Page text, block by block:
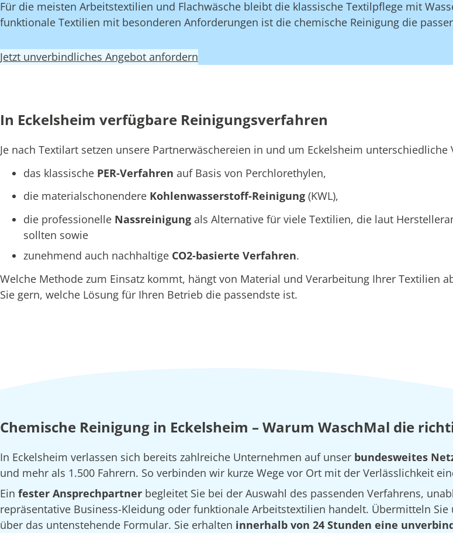
Für die meisten Arbeitstextilien und Flachwäsche bleibt die klassische Textilpflege mit
funktionale Textilien mit besonderen Anforderungen ist die chemische Reinigung die
Jetzt unverbindliches Angebot anfordern
In Eckelsheim verfügbare Reinigungsverfahren
Je nach Textilart setzen unsere Partnerwäschereien in und um Eckelsheim unterschiedliche
das klassische PER-Verfahren auf Basis von Perchlorethylen,
die materialschonendere Kohlenwasserstoff-Reinigung (KWL),
die professionelle Nassreinigung als Alternative für viele Textilien, die laut
sollten sowie
zunehmend auch nachhaltige CO2-basierte Verfahren.
Welche Methode zum Einsatz kommt, hängt von Material und Verarbeitung Ihrer Textilien
Sie gern, welche Lösung für Ihren Betrieb die passendste ist.
Chemische Reinigung in Eckelsheim – Warum WaschMal die
In Eckelsheim verlassen sich bereits zahlreiche Unternehmen auf unser bundesweites
und mehr als 1.500 Fahrern. So verbinden wir kurze Wege vor Ort mit der Verlässlichkeit
Ein fester Ansprechpartner begleitet Sie bei der Auswahl des passenden Verfahrens,
repräsentative Business-Kleidung oder funktionale Arbeitstextilien handelt. Übermitteln
über das untenstehende Formular. Sie erhalten innerhalb von 24 Stunden eine